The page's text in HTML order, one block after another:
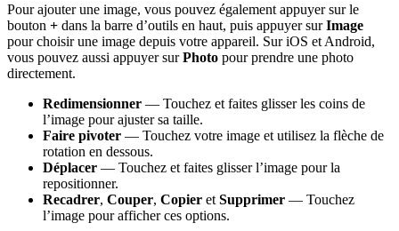
Pour ajouter une image, vous pouvez également appuyer sur le
bouton + dans la barre d’outils en haut, puis appuyer surImage
pour choisir une image depuis votre appareil. Sur iOS et Android,
vous pouvez aussi appuyer surPhoto pour prendre une photo
directement.
Redimensionner — Touchez et faites glisser les coins de
l’image pour ajuster sa taille.
Faire pivoter — Touchez votre image et utilisez la flèche de
rotation en dessous.
Déplacer — Touchez et faites glisser l’image pour la
repositionner.
Recadrer, Couper, Copier et Supprimer — Touchez
l’image pour afficher ces options.